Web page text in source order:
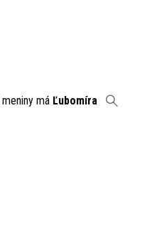
meniny má Ľubomíra